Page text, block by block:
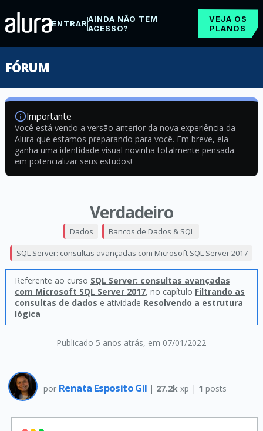
ENTRARAINDA NÃO TEM
ACESSO?
VEJA OS
PLANOS
FÓRUM
Importante
Você está vendo a versão anterior da nova experiência da
Alura que estamos preparando para você. Em breve, ela
ganha uma identidade visual novinha totalmente pensada
em potencializar seus estudos!
Verdadeiro
Publicado 5 anos atrás, em 07/01/2022
Dados Bancos de Dados & SQL
SQL Server: consultas avançadas com Microsoft SQL Server 2017
Referente ao curso SQL Server: consultas avançadas
com Microsoft SQL Server 2017, no capítulo Filtrando as
consultas de dados e atividade Resolvendo a estrutura
lógica
por Renata Esposito Gil | 27.2k xp | 1 posts